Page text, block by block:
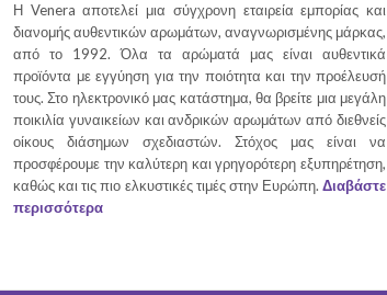
Η Venera αποτελεί μια σύγχρονη εταιρεία εμπορίας και
διανομής αυθεντικών αρωμάτων, αναγνωρισμένης μάρκας,
από το 1992. Όλα τα αρώματά μας είναι αυθεντικά
προϊόντα με εγγύηση για την ποιότητα και την προέλευσή
τους. Στο ηλεκτρονικό μας κατάστημα, θα βρείτε μια μεγάλη
ποικιλία γυναικείων και ανδρικών αρωμάτων από διεθνείς
οίκους διάσημων σχεδιαστών. Στόχος μας είναι να
προσφέρουμε την καλύτερη και γρηγορότερη εξυπηρέτηση,
καθώς και τις πιο ελκυστικές τιμές στην Ευρώπη. Διαβάστε
περισσότερα